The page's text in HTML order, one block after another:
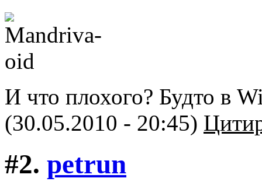
И что плохого? Будто в
(30.05.2010 - 20:45)
#2. petrun